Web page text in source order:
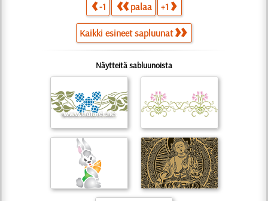
-1 palaa +1
Kaikki esineet sapluunat
Näytteitä sabluunoista